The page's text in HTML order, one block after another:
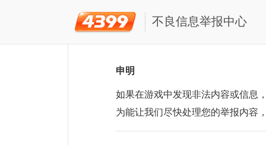
不良信息举报中心
申明
如果在游戏中发现非法内容或信息
为能让我们尽快处理您的举报内容